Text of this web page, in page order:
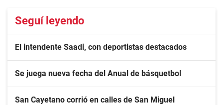
Seguí leyendo
El intendente Saadi, con deportistas destacados
Se juega nueva fecha del Anual de básquetbol
San Cayetano corrió en calles de San Miguel